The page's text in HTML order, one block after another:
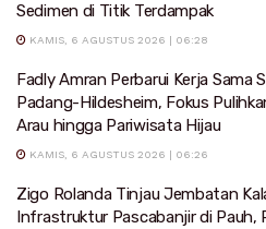
Sedimen di Titik Terdampak
KAMIS, 6 AGUSTUS 2026 | 06:28
Fadly Amran Perbarui Kerja Sama
Padang-Hildesheim, Fokus
Arau hingga Pariwisata Hijau
KAMIS, 6 AGUSTUS 2026 | 06:26
Zigo Rolanda Tinjau Jembatan
Infrastruktur Pascabanjir di Pauh,